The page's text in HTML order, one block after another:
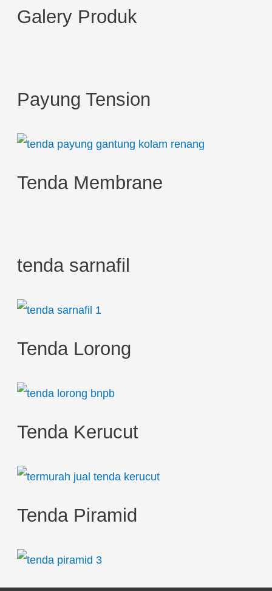
a
f
o
:
Galery Produk
Payung Tension
Tenda Membrane
tenda sarnafil
Tenda Lorong
Tenda Kerucut
Tenda Piramid